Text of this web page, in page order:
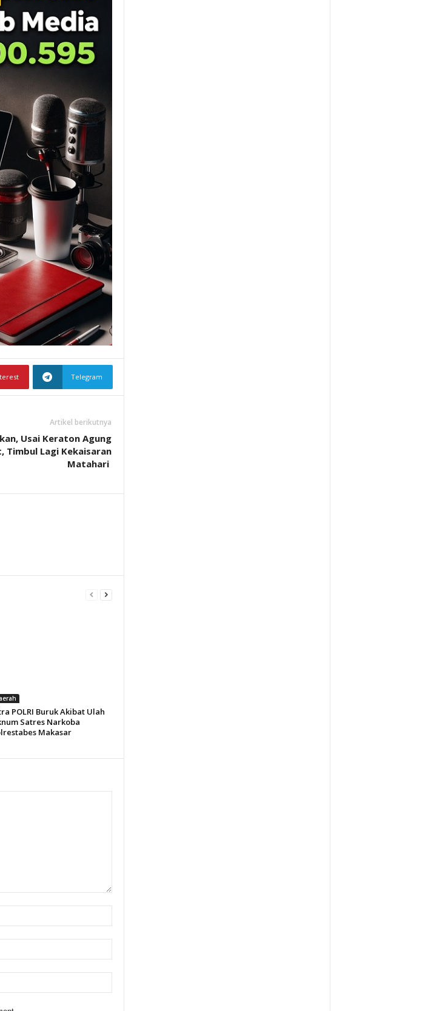
Telegram
Artikel berikutnya
Usai Keraton Agung
Timbul Lagi Kekaisaran
Matahari
POLRI Buruk Akibat Ulah
Satres Narkoba
Makasar